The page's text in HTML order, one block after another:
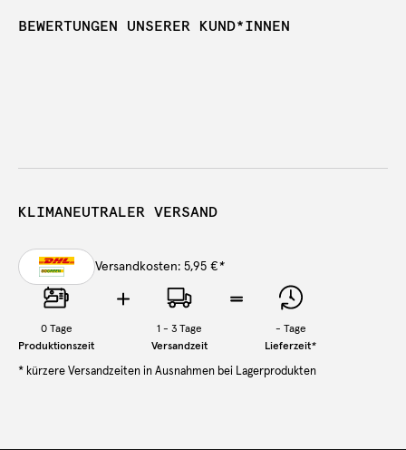
BEWERTUNGEN UNSERER KUND*INNEN
KLIMANEUTRALER VERSAND
Versandkosten: 5,95 €*
0Tage
Produktionszeit
1 - 3 Tage
Versandzeit
- Tage
Lieferzeit*
* kürzere Versandzeiten in Ausnahmen bei Lagerprodukten